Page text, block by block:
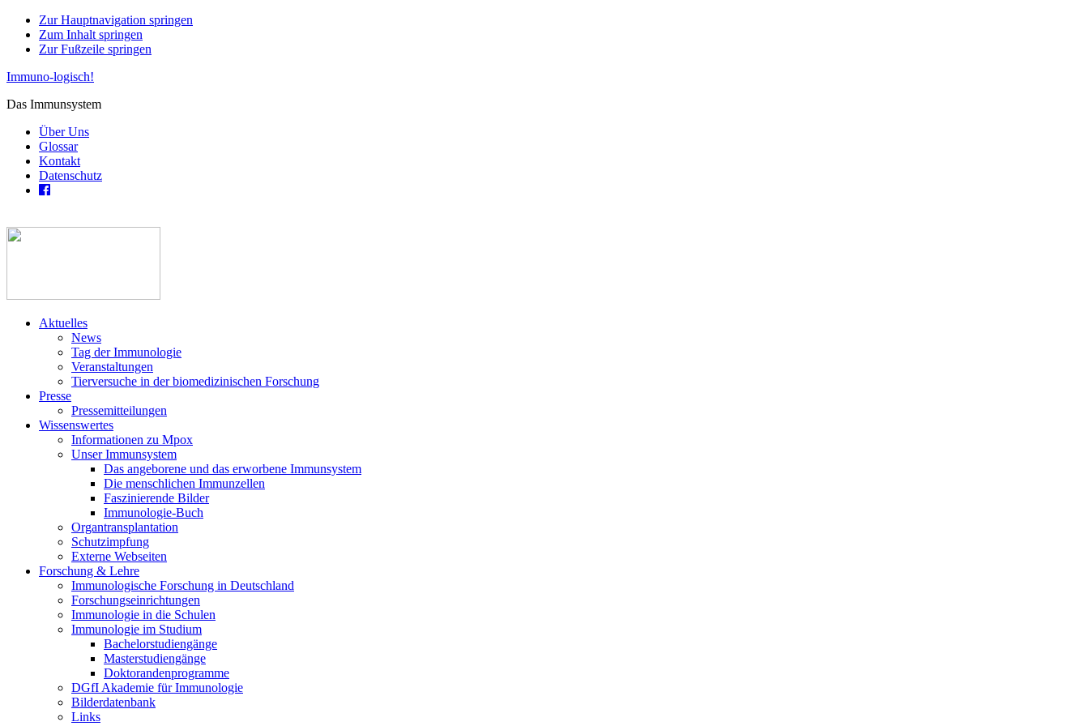
Zur Hauptnavigation springen
Zum Inhalt springen
Zur Fußzeile springen
Immuno-logisch!
Das Immunsystem
Über Uns
Glossar
Kontakt
Datenschutz
Aktuelles
News
Tag der Immunologie
Veranstaltungen
Tierversuche in der biomedizinischen Forschung
Presse
Pressemitteilungen
Wissenswertes
Informationen zu Mpox
Unser Immunsystem
Das angeborene und das erworbene Immunsystem
Die menschlichen Immunzellen
Faszinierende Bilder
Immunologie-Buch
Organtransplantation
Schutzimpfung
Externe Webseiten
Forschung & Lehre
Immunologische Forschung in Deutschland
Forschungseinrichtungen
Immunologie in die Schulen
Immunologie im Studium
Bachelorstudiengänge
Masterstudiengänge
Doktorandenprogramme
DGfI Akademie für Immunologie
Bilderdatenbank
Links